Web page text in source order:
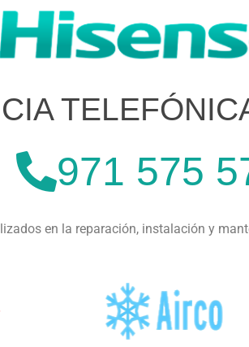
971 575
en la reparación, instalación y